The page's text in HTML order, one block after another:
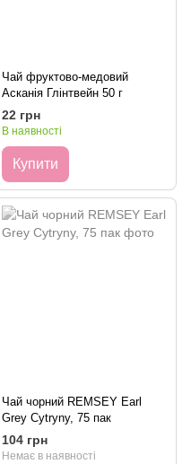
Чай фруктово-медовий
Асканія Глінтвейн 50 г
22 грн
В наявності
Купити
Чай чорний REMSEY Earl
Grey Cytryny, 75 пак
104 грн
Немає в наявності